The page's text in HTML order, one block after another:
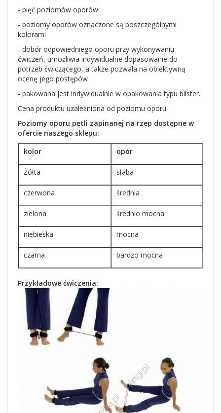
- pięć poziomów oporów
- poziomy oporów oznaczone są poszczególnymi
kolorami
- dobór odpowiedniego oporu przy wykonywaniu
ćwiczeń, umożliwia indywidualne dopasowanie do
potrzeb ćwiczącego, a także pozwala na obiektywną
ocenę jego postępów
- pakowana jest indywidualnie w opakowania typu blister.
Cena produktu uzależniona od poziomu oporu.
Poziomy oporu pętli zapinanej na rzep dostępne w
ofercie naszego sklepu:
kolor
opór
Żółta słaba
czerwona średnia
zielona średnio mocna
niebieska mocna
czarna bardzo mocna
Przykładowe ćwiczenia: